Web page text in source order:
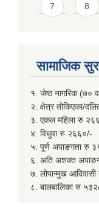
7 8
सामाजिक
१. जेष्ठ नागरिक (७०
२. क्षेत्र तोकिएका/
३. एकल महिला रु
४. विधुवा रु २६६०/-
५. पूर्ण अपाङगता रु
६. अति अशक्त
७. लोपान्मुख
८. बालबालिका रु